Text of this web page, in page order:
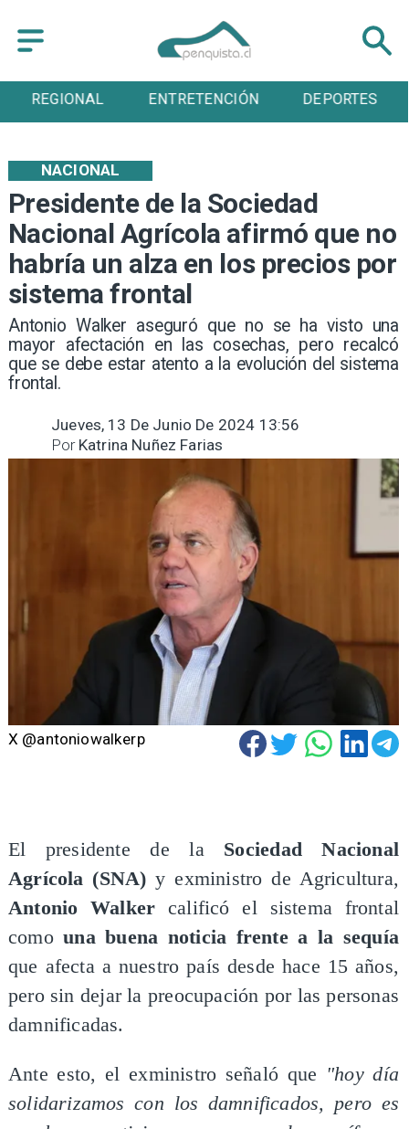
ENTRETENCIÓN DEPORTES CULTURA
Presidente de la Sociedad
Nacional Agrícola afirmó que no
habría un alza en los precios por
sistema frontal
Antonio Walker aseguró que no se ha visto una
mayor afectación en las cosechas, pero recalcó
que se debe estar atento a la evolución del sistema
frontal.
NACIONAL
Jueves, 13 De Junio De 2024 13:56
Katrina Nuñez Farias
Por
X @antoniowalkerp
El presidente de la Sociedad Nacional
Agrícola (SNA)y exministro de Agricultura,
Antonio Walker calificó el sistema frontal
comouna buena noticia frente a la sequía
que afecta a nuestro país desde hace 15 años,
pero sin dejar la preocupación por las personas
damnificadas.
Ante esto, el exministro señaló que "hoy día
solidarizamos con los damnificados, pero es